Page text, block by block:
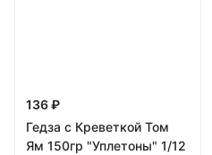
136 ₽
Гедза с Креветкой Том
Ям 150гр "Уплетоны" 1/12